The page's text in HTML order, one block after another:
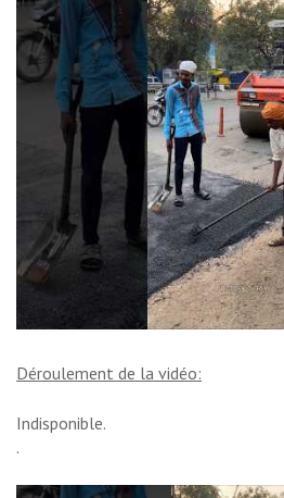
Déroulement de la vidéo:
Indisponible.
.